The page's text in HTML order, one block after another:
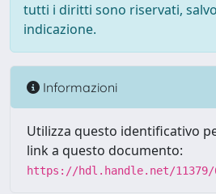
tutti i diritti sono riservati,
indicazione.
Informazioni
Utilizza questo identificativo
link a questo documento:
https://hdl.handle.net/11379/